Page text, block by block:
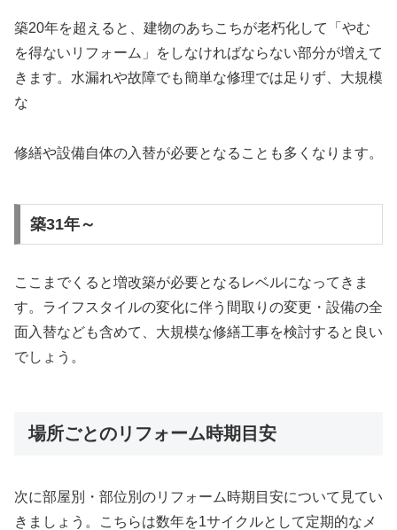
築20年を超えると、建物のあちこちが老朽化して「やむ
を得ないリフォーム」をしなければならない部分が増えて
きます。水漏れや故障でも簡単な修理では足りず、大規模
な
修繕や設備自体の入替が必要となることも多くなります。
築31年～
ここまでくると増改築が必要となるレベルになってきま
す。ライフスタイルの変化に伴う間取りの変更・設備の全
面入替なども含めて、大規模な修繕工事を検討すると良い
でしょう。
場所ごとのリフォーム時期目安
次に部屋別・部位別のリフォーム時期目安について見てい
きましょう。こちらは数年を1サイクルとして定期的なメ